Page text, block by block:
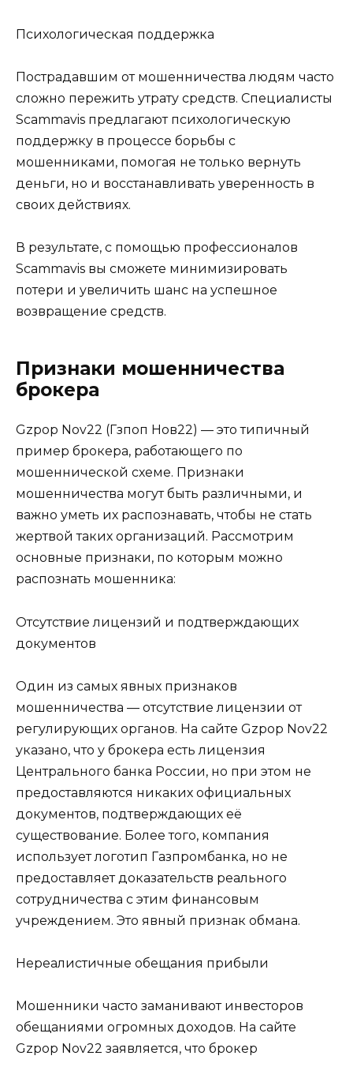
Психологическая поддержка
Пострадавшим от мошенничества людям часто
сложно пережить утрату средств. Специалисты
Scammavis предлагают психологическую
поддержку в процессе борьбы с
мошенниками, помогая не только вернуть
деньги, но и восстанавливать уверенность в
своих действиях.
В результате, с помощью профессионалов
Scammavis вы сможете минимизировать
потери и увеличить шанс на успешное
возвращение средств.
Признаки мошенничества
брокера
Gzpop Nov22 (Гзпоп Нов22) — это типичный
пример брокера, работающего по
мошеннической схеме. Признаки
мошенничества могут быть различными, и
важно уметь их распознавать, чтобы не стать
жертвой таких организаций. Рассмотрим
основные признаки, по которым можно
распознать мошенника:
Отсутствие лицензий и подтверждающих
документов
Один из самых явных признаков
мошенничества — отсутствие лицензии от
регулирующих органов. На сайте Gzpop Nov22
указано, что у брокера есть лицензия
Центрального банка России, но при этом не
предоставляются никаких официальных
документов, подтверждающих её
существование. Более того, компания
использует логотип Газпромбанка, но не
предоставляет доказательств реального
сотрудничества с этим финансовым
учреждением. Это явный признак обмана.
Нереалистичные обещания прибыли
Мошенники часто заманивают инвесторов
обещаниями огромных доходов. На сайте
Gzpop Nov22 заявляется, что брокер